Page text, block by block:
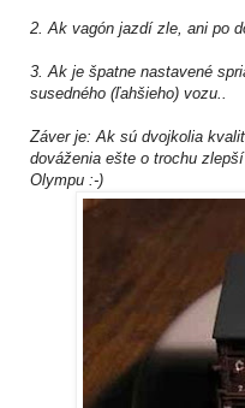
2. Ak vagón jazdí zle, ani po
3. Ak je špatne nastavené
susedného (ľahšieho) vozu..
Záver je: Ak sú dvojkolia
dováženia ešte o trochu
Olympu :-)